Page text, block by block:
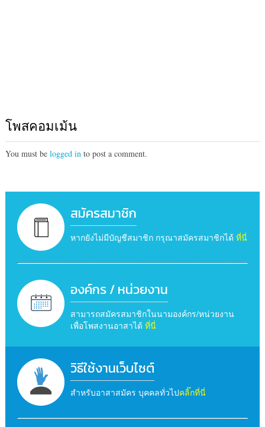
โพสคอมเม้น
You must be logged into post a comment.
สมัครสมาชิก
หากยังไม่มีบัญชีสมาชิก กรุณาสมัครสมาชิกได้ ที่นี่
องค์กร / หน่วยงาน
สามารถสมัครสมาชิกในนามองค์กร/หน่วยงาน
เพื่อโพสงานอาสาได้ ที่นี่
วิธีใช้งานเว็บไซต์
สำหรับอาสาสมัคร บุคคลทั่วไปคลิ๊กที่นี่